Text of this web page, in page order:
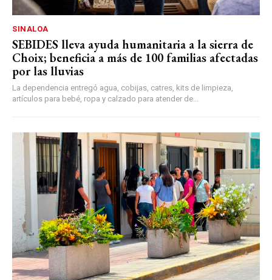
SINALOA
SEBIDES lleva ayuda humanitaria a la sierra de
Choix; beneficia a más de 100 familias afectadas
por las lluvias
La dependencia entregó agua, cobijas, catres, kits de limpieza,
artículos para bebé, ropa y calzado para atender de...